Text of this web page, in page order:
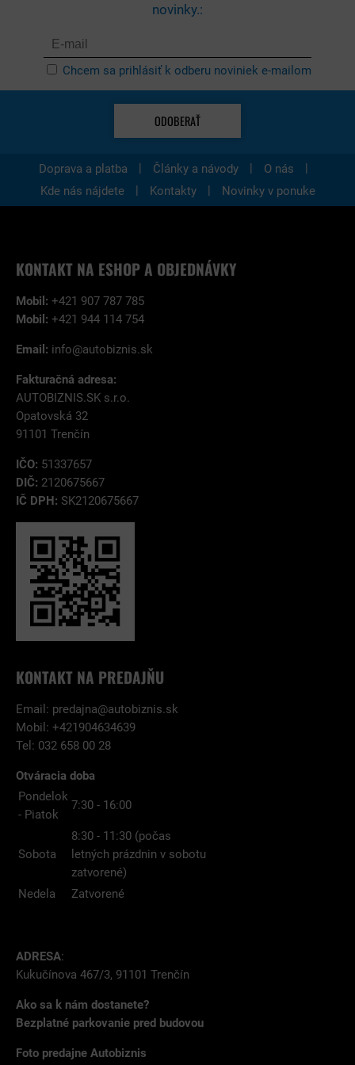
novinky.:
Chcem sa prihlásiť k odberu noviniek e-mailom
ODOBERAŤ
Doprava a platba | Články a návody | O nás
|
Kde nás nájdete
| Kontakty | Novinky v ponuke
KONTAKT NA ESHOP A OBJEDNÁVKY
Mobil: +421 907 787 785
Mobil: +421 944 114 754
Email: info@autobiznis.sk
Fakturačná adresa:
AUTOBIZNIS.SK s.r.o.
Opatovská 32
91101 Trenčín
IČO: 51337657
DIČ: 2120675667
IČ DPH: SK2120675667
KONTAKT NA PREDAJŇU
Email: predajna@autobiznis.sk
Mobil: +421904634639
Tel: 032 658 00 28
Otváracia doba
Pondelok
- Piatok
7:30 - 16:00
Sobota
8:30 - 11:30 (počas
letných prázdnin v sobotu
zatvorené)
Nedela
Zatvorené
ADRESA:
Kukučínova 467/3, 91101 Trenčín
Ako sa k nám dostanete?
Bezplatné parkovanie pred budovou
Foto predajne Autobiznis